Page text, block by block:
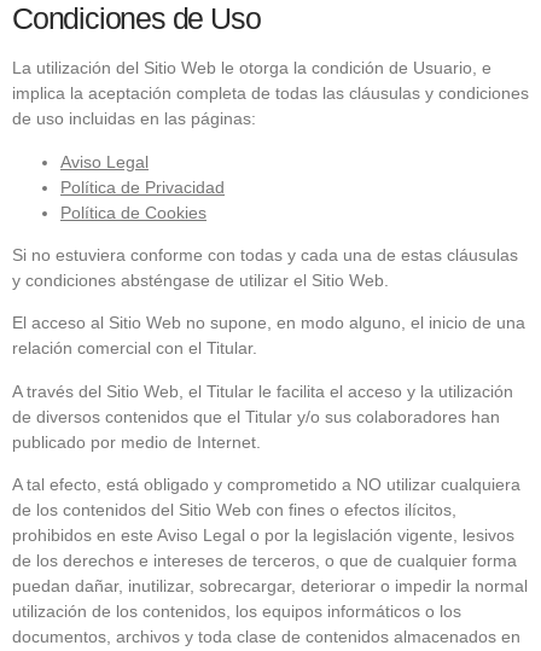
Condiciones de Uso
La utilización del Sitio Web le otorga la condición de Usuario, e
implica la aceptación completa de todas las cláusulas y condiciones
de uso incluidas en las páginas:
Aviso Legal
Política de Privacidad
Política de Cookies
Si no estuviera conforme con todas y cada una de estas cláusulas
y condiciones absténgase de utilizar el Sitio Web.
El acceso al Sitio Web no supone, en modo alguno, el inicio de una
relación comercial con el Titular.
A través del Sitio Web, el Titular le facilita el acceso y la utilización
de diversos contenidos que el Titular y/o sus colaboradores han
publicado por medio de Internet.
A tal efecto, está obligado y comprometido a NO utilizar cualquiera
de los contenidos del Sitio Web con fines o efectos ilícitos,
prohibidos en este Aviso Legal o por la legislación vigente, lesivos
de los derechos e intereses de terceros, o que de cualquier forma
puedan dañar, inutilizar, sobrecargar, deteriorar o impedir la normal
utilización de los contenidos, los equipos informáticos o los
documentos, archivos y toda clase de contenidos almacenados en